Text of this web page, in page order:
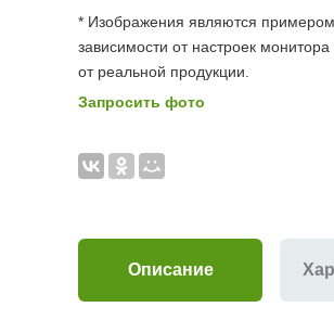
* Изображения являются
зависимости от настроек
от реальной продукции.
Запросить фото
Описание